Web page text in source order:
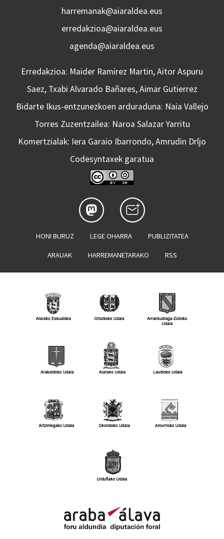
harremanak@aiaraldea.eus
erredakzioa@aiaraldea.eus
agenda@aiaraldea.eus
Erredakzioa: Maider Ramirez Martin, Aitor Aspuru
Saez, Txabi Alvarado Bañares, Aimar Gutierrez
Bidarte Ikus-entzunezkoen arduraduna: Naia Vallejo
Torres Zuzentzailea: Naroa Salazar Yarritu
Komertzialak: Iera Garaio Ibarrondo, Amrudin Drljo
Codesyntaxek garatua
HONI BURUZ LEGE OHARRA PUBLIZITATEA
ARAUAK HARREMANETARAKO RSS